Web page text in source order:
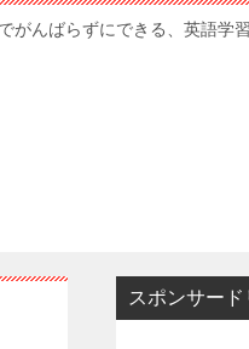
がんばらずにできる、英語学
スポンサード